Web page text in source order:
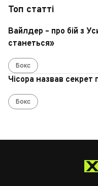
Топ статті
Вайлдер – про бій з
станеться»
Бокс
Чісора назвав секрет
Бокс